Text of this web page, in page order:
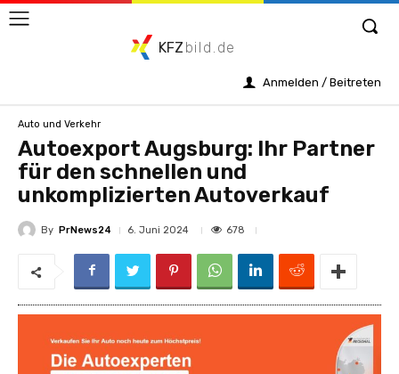
KFZ bild.de
Anmelden / Beitreten
Auto und Verkehr
Autoexport Augsburg: Ihr Partner
für den schnellen und
unkomplizierten Autoverkauf
By PrNews24 6. Juni 2024 678